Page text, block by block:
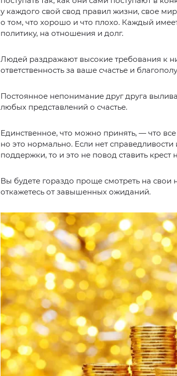
у каждого свой свод правил жизни, свое
о том, что хорошо и что плохо. Каждый
политику, на отношения и долг.
Людей раздражают высокие требования к
ответственность за ваше счастье и
Постоянное непонимание друг друга
любых представлений о счастье.
Единственное, что можно принять, — что
но это нормально. Если нет
поддержки, то и это не повод ставить крест
Вы будете гораздо проще смотреть на свои
откажетесь от завышенных ожиданий.